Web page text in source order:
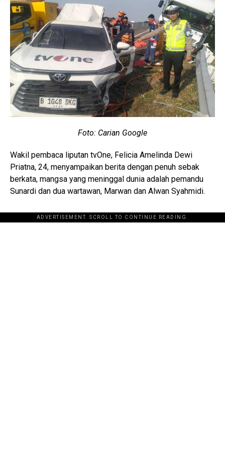
Foto: Carian Google
Wakil pembaca liputan tvOne, Felicia Amelinda Dewi
Priatna, 24, menyampaikan berita dengan penuh sebak
berkata, mangsa yang meninggal dunia adalah pemandu
Sunardi dan dua wartawan, Marwan dan Alwan Syahmidi.
ADVERTISEMENT. SCROLL TO CONTINUE READING.